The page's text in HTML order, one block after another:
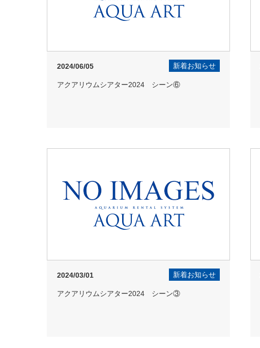
2024/06/05 新着お知らせ
アクアリウムシアター2024 シーン⑥
2024/03/01 新着お知らせ
アクアリウムシアター2024 シーン③